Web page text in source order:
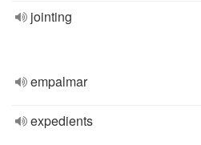
jointing
empalmar
expedients